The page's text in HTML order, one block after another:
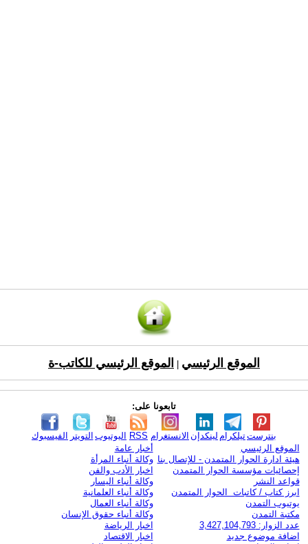
الموقع الرئيسي الموقع الرئيسي للكاتب-ة
تابعونا على:
الفيسبوك التويتر اليوتيوب RSS الانستغرام لينكدإن تيلكرامبنترست
الموقع الرئيسي
هيئة ادارة الحوار المتمدن - للإتصال بنا
إحصائيات مؤسسة الحوار المتمدن
قواعد النشر
ابرز كتاب / كاتبات الحوار المتمدن
يوتيوب التمدن
مكتبة التمدن
عدد الزوار: 3,427,104,793
اضافة موضوع جديد
أخبار عامة
وكالة أنباء المرأة
اخبار الأدب والفن
وكالة أنباء اليسار
وكالة أنباء العلمانية
وكالة أنباء العمال
وكالة أنباء حقوق الإنسان
اخبار الرياضة
اخبار الاقتصاد